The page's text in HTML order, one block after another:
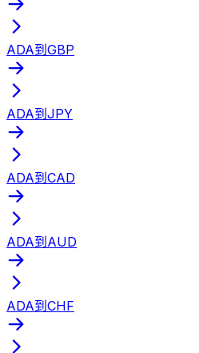
ADA到GBP
ADA到JPY
ADA到CAD
ADA到AUD
ADA到CHF